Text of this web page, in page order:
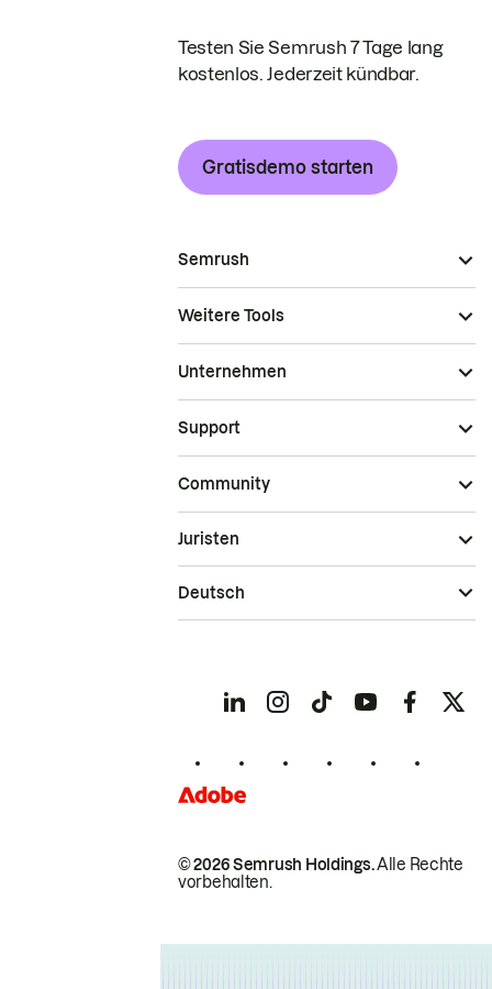
Testen Sie Semrush 7 Tage lang
kostenlos. Jederzeit kündbar.
Gratisdemo starten
Semrush
Weitere Tools
Unternehmen
Support
Community
© 2026 Semrush Holdings.Alle Rechte
vorbehalten.
Juristen
Deutsch